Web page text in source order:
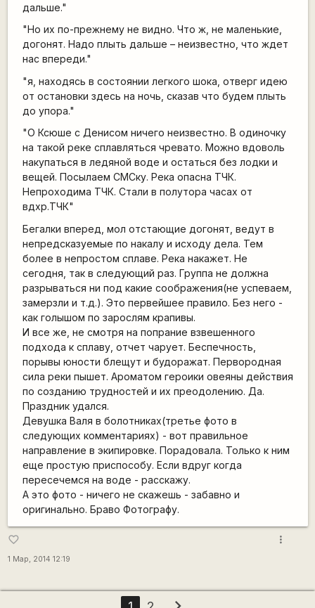
дальше."
"Но их по-прежнему не видно. Что ж, не маленькие,
догонят. Надо плыть дальше – неизвестно, что ждет
нас впереди."
"я, находясь в состоянии легкого шока, отверг идею
от остановки здесь на ночь, сказав что будем плыть
до упора."
"О Ксюше с Денисом ничего неизвестно. В одиночку
на такой реке сплавляться чревато. Можно вдоволь
накупаться в ледяной воде и остаться без лодки и
вещей. Посылаем СМСку. Река опасна ТЧК.
Непроходима ТЧК. Стали в полутора часах от
вдхр.ТЧК"
Бегалки вперед, мол отстающие догонят, ведут в
непредсказуемые по накалу и исходу дела. Тем
более в непростом сплаве. Река накажет. Не
сегодня, так в следующий раз. Группа не должна
разрываться ни под какие соображения(не успеваем,
замерзли и т.д.). Это первейшее правило. Без него -
как голышом по зарослям крапивы.
И все же, не смотря на попрание взвешенного
подхода к сплаву, отчет чарует. Беспечность,
порывы юности блещут и будоражат. Первородная
сила реки пышет. Ароматом героики овеяны действия
по созданию трудностей и их преодолению. Да.
Праздник удался.
Девушка Валя в болотниках(третье фото в
следующих комментариях) - вот правильное
направление в экипировке. Порадовала. Только к ним
еще простую приспособу. Если вдруг когда
пересечемся на воде - расскажу.
А это фото - ничего не скажешь - забавно и
оригинально. Браво Фотографу.
favorite_border
1 Мар, 2014 12:19
more_vert